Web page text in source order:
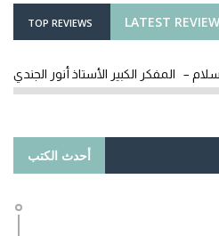
LATEST
TOP REVIEWS
– المفكر الكبير الأستاذ أنور الجندي
أحدث الكتب